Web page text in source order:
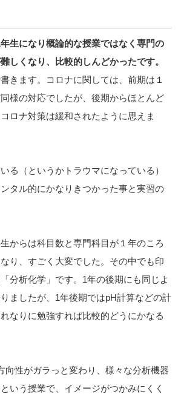
生になり概論的な授業ではなく専門の
しくなり、比較的しんどかったです。
きます。コロナに関しては、前期は１
様の対応でしたが、後期からほとんど
ロナ対策は緩和されたように思えま
る（というかトラウマになっている）
タル的にかなりきつかった事と実習の
からは科目数と専門科目が１年のころ
り、すごく大変でした。その中でも印
分析化学」です。1年の後期にも同じよ
ましたが、1年後期ではpH計算などの計
なりに勉強すれば比較的どうにかなる
向性がガラっと変わり、様々な分析機器
いう授業で、イメージがつかみにくく